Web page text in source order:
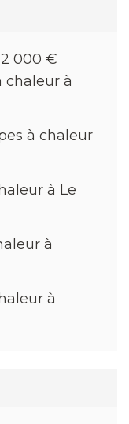
000 €
chaleur à
à chaleur
à Le
à
à